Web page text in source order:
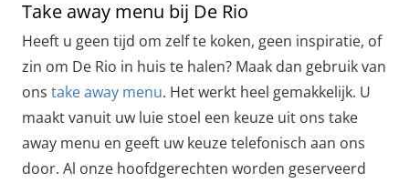
Take away menu bij De Rio
Heeft u geen tijd om zelf te koken, geen inspiratie, of
zin om De Rio in huis te halen? Maak dan gebruik van
ons take away menu. Het werkt heel gemakkelijk. U
maakt vanuit uw luie stoel een keuze uit ons take
away menu en geeft uw keuze telefonisch aan ons
door. Al onze hoofdgerechten worden geserveerd